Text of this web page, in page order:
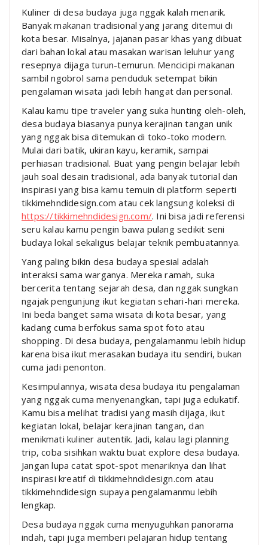
Kuliner di desa budaya juga nggak kalah menarik.
Banyak makanan tradisional yang jarang ditemui di
kota besar. Misalnya, jajanan pasar khas yang dibuat
dari bahan lokal atau masakan warisan leluhur yang
resepnya dijaga turun-temurun. Mencicipi makanan
sambil ngobrol sama penduduk setempat bikin
pengalaman wisata jadi lebih hangat dan personal.
Kalau kamu tipe traveler yang suka hunting oleh-oleh,
desa budaya biasanya punya kerajinan tangan unik
yang nggak bisa ditemukan di toko-toko modern.
Mulai dari batik, ukiran kayu, keramik, sampai
perhiasan tradisional. Buat yang pengin belajar lebih
jauh soal desain tradisional, ada banyak tutorial dan
inspirasi yang bisa kamu temuin di platform seperti
tikkimehndidesign.com atau cek langsung koleksi di
https://tikkimehndidesign.com/. Ini bisa jadi referensi
seru kalau kamu pengin bawa pulang sedikit seni
budaya lokal sekaligus belajar teknik pembuatannya.
Yang paling bikin desa budaya spesial adalah
interaksi sama warganya. Mereka ramah, suka
bercerita tentang sejarah desa, dan nggak sungkan
ngajak pengunjung ikut kegiatan sehari-hari mereka.
Ini beda banget sama wisata di kota besar, yang
kadang cuma berfokus sama spot foto atau
shopping. Di desa budaya, pengalamanmu lebih hidup
karena bisa ikut merasakan budaya itu sendiri, bukan
cuma jadi penonton.
Kesimpulannya, wisata desa budaya itu pengalaman
yang nggak cuma menyenangkan, tapi juga edukatif.
Kamu bisa melihat tradisi yang masih dijaga, ikut
kegiatan lokal, belajar kerajinan tangan, dan
menikmati kuliner autentik. Jadi, kalau lagi planning
trip, coba sisihkan waktu buat explore desa budaya.
Jangan lupa catat spot-spot menariknya dan lihat
inspirasi kreatif di tikkimehndidesign.com atau
tikkimehndidesign supaya pengalamanmu lebih
lengkap.
Desa budaya nggak cuma menyuguhkan panorama
indah, tapi juga memberi pelajaran hidup tentang